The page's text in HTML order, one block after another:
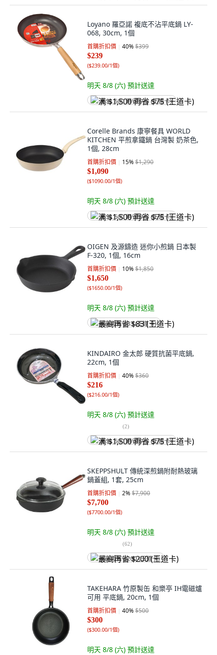
Loyano 羅亞諾 複底不沾平底鍋 LY-
068, 30cm, 1個
首購折扣價 40%$399
$239
($239.00/1個)
明天 8/8 (六) 預計送達
满 $1,500 再省 $75 (王道卡)
Corelle Brands 康寧餐具 WORLD
KITCHEN 平煎拿鐵鍋 台灣製 奶茶色,
1個, 28cm
首購折扣價 15%$1,290
$1,090
($1090.00/1個)
明天 8/8 (六) 預計送達
满 $1,500 再省 $75 (王道卡)
OIGEN 及源鑄造 迷你小煎鍋 日本製
F-320, 1個, 16cm
首購折扣價 10%$1,850
$1,650
($1650.00/1個)
明天 8/8 (六) 預計送達
最高再省 $83 (王道卡)
KINDAIRO 金太郎 硬質抗菌平底鍋,
22cm, 1個
首購折扣價 40%$360
$216
($216.00/1個)
明天 8/8 (六) 預計送達
(2)
满 $1,500 再省 $75 (王道卡)
SKEPPSHULT 傳統深煎鍋附耐熱玻璃
鍋蓋組, 1套, 25cm
首購折扣價 2%$7,900
$7,700
($7700.00/1個)
明天 8/8 (六) 預計送達
(62)
最高再省 $200 (王道卡)
TAKEHARA 竹原製缶 和樂亭 IH電磁爐
可用 平底鍋, 20cm, 1個
首購折扣價 40%$500
$300
($300.00/1個)
明天 8/8 (六) 預計送達